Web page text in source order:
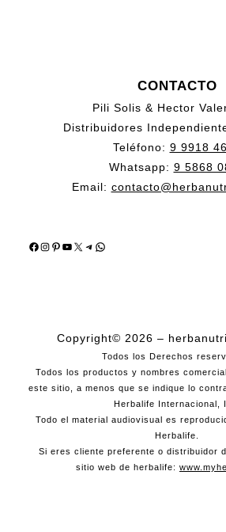
CONTACTO
Pili Solis & Hector
Distribuidores
Teléfono: 9 9918
Whatsapp: 9 5868
Email:
Facebook
Instagram
Pinterest
YouTube
X Telegram
WhatsApp
Copyright© 2026 –
Todos los Derechos
Todos los productos y nombres
este sitio, a menos que se indique lo
Herbalife Internacional,
Todo el material audiovisual es
Herbalife.
Si eres cliente preferente o distribuidor
sitio web de herbalife: